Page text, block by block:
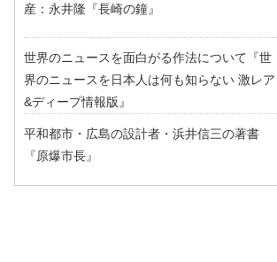
産：永井隆『長崎の鐘』
世界のニュースを面白がる作法について『世
界のニュースを日本人は何も知らない 激レア
&ディープ情報版』
平和都市・広島の設計者・浜井信三の著書
『原爆市長』